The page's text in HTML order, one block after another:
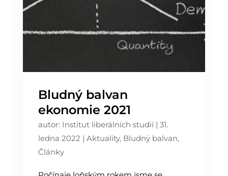
Bludný balvan
ekonomie 2021
autor: Institut liberálních studií| 31.
ledna 2022 | Aktuality, Bludný balvan,
Články